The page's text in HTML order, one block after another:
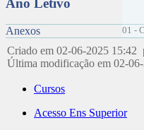
Ano Letivo
Anexos 01 -
Criado em 02-06-2025 15:42
Última modificação em 02-
Cursos
Acesso Ens Superior